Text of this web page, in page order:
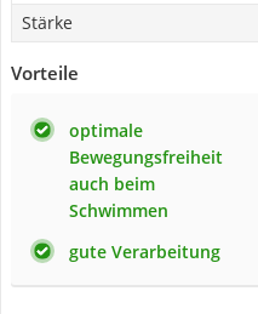
Stärke
Vorteile
optimale
Bewegungsfreiheit
auch beim
Schwimmen
gute Verarbeitung